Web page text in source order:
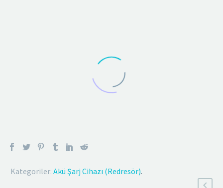
Kategoriler: Akü Şarj Cihazı (Redresör).